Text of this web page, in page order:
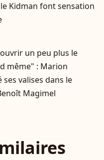
Kidman font sensation
un peu plus le
même" : Marion
valises dans le
Magimel